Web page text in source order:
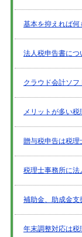
基本を抑えれば
法人税申告書につ
クラウド会計ソ
メリットが多い
贈与税申告は税理
税理士事務所に法
補助金、助成金支
年末調整対応は税